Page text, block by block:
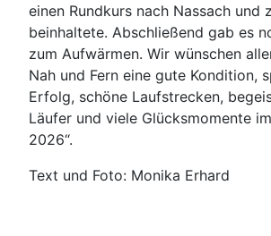
einen Rundkurs nach Nassach und
beinhaltete. Abschließend gab es
zum Aufwärmen. Wir wünschen
Nah und Fern eine gute Kondition,
Erfolg, schöne Laufstrecken,
Läufer und viele Glücksmomente
2026“.
Text und Foto: Monika Erhard